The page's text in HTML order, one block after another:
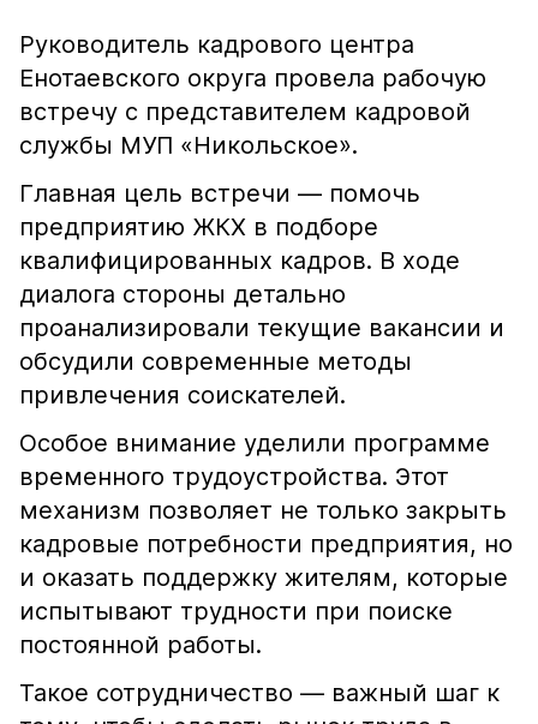
Руководитель кадрового центра
Енотаевского округа провела рабочую
встречу с представителем кадровой
службы МУП «Никольское».
Главная цель встречи — помочь
предприятию ЖКХ в подборе
квалифицированных кадров. В ходе
диалога стороны детально
проанализировали текущие вакансии и
обсудили современные методы
привлечения соискателей.
Особое внимание уделили программе
временного трудоустройства. Этот
механизм позволяет не только закрыть
кадровые потребности предприятия, но
и оказать поддержку жителям, которые
испытывают трудности при поиске
постоянной работы.
Такое сотрудничество — важный шаг к